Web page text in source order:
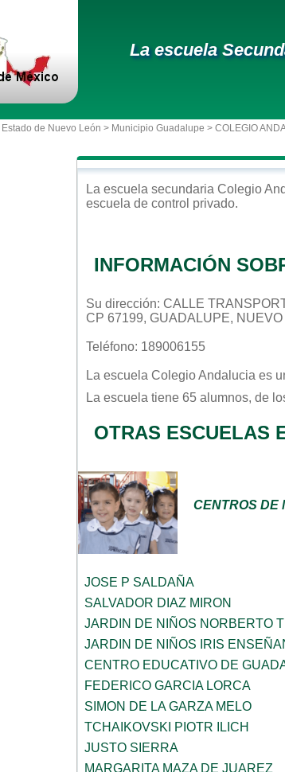
La escuela
Estado de Nuevo León > Municipio Guadalupe > COLEGIO
La escuela secundaria Colegio
escuela de control privado.
INFORMACIÓN
Su dirección: CALLE
CP 67199, GUADALUPE, NUEVO
Teléfono: 189006155
La escuela Colegio Andalucia es
La escuela tiene 65 alumnos, de
OTRAS ESCUELAS
CENTROS DE
JOSE P SALDAÑA
SALVADOR DIAZ MIRON
JARDIN DE NIÑOS NORBERTO
JARDIN DE NIÑOS IRIS
CENTRO EDUCATIVO DE
FEDERICO GARCIA LORCA
SIMON DE LA GARZA MELO
TCHAIKOVSKI PIOTR ILICH
JUSTO SIERRA
MARGARITA MAZA DE JUAREZ